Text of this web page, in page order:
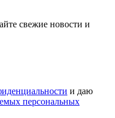
свежие новости и
и даю
персональных